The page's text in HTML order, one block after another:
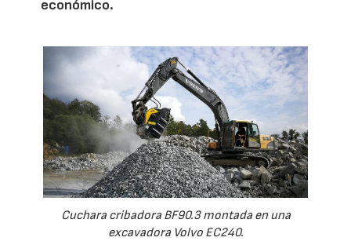
económico.
Cuchara cribadora BF90.3 montada en una
excavadora Volvo EC240.